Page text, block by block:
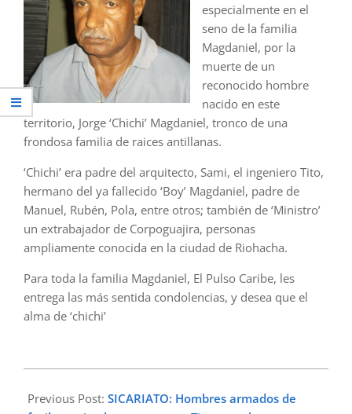
especialmente en el
seno de la familia
Magdaniel, por la
muerte de un
reconocido hombre
nacido en este
territorio, Jorge ‘Chichi’ Magdaniel, tronco de una
frondosa familia de raices antillanas.
‘Chichi’ era padre del arquitecto, Sami, el ingeniero Tito,
hermano del ya fallecido ‘Boy’ Magdaniel, padre de
Manuel, Rubén, Pola, entre otros; también de ‘Ministro’
un extrabajador de Corpoguajira, personas
ampliamente conocida en la ciudad de Riohacha.
Para toda la familia Magdaniel, El Pulso Caribe, les
entrega las más sentida condolencias, y desea que el
alma de ‘chichi’
08-
Previous Post: SICARIATO: Hombres armados de